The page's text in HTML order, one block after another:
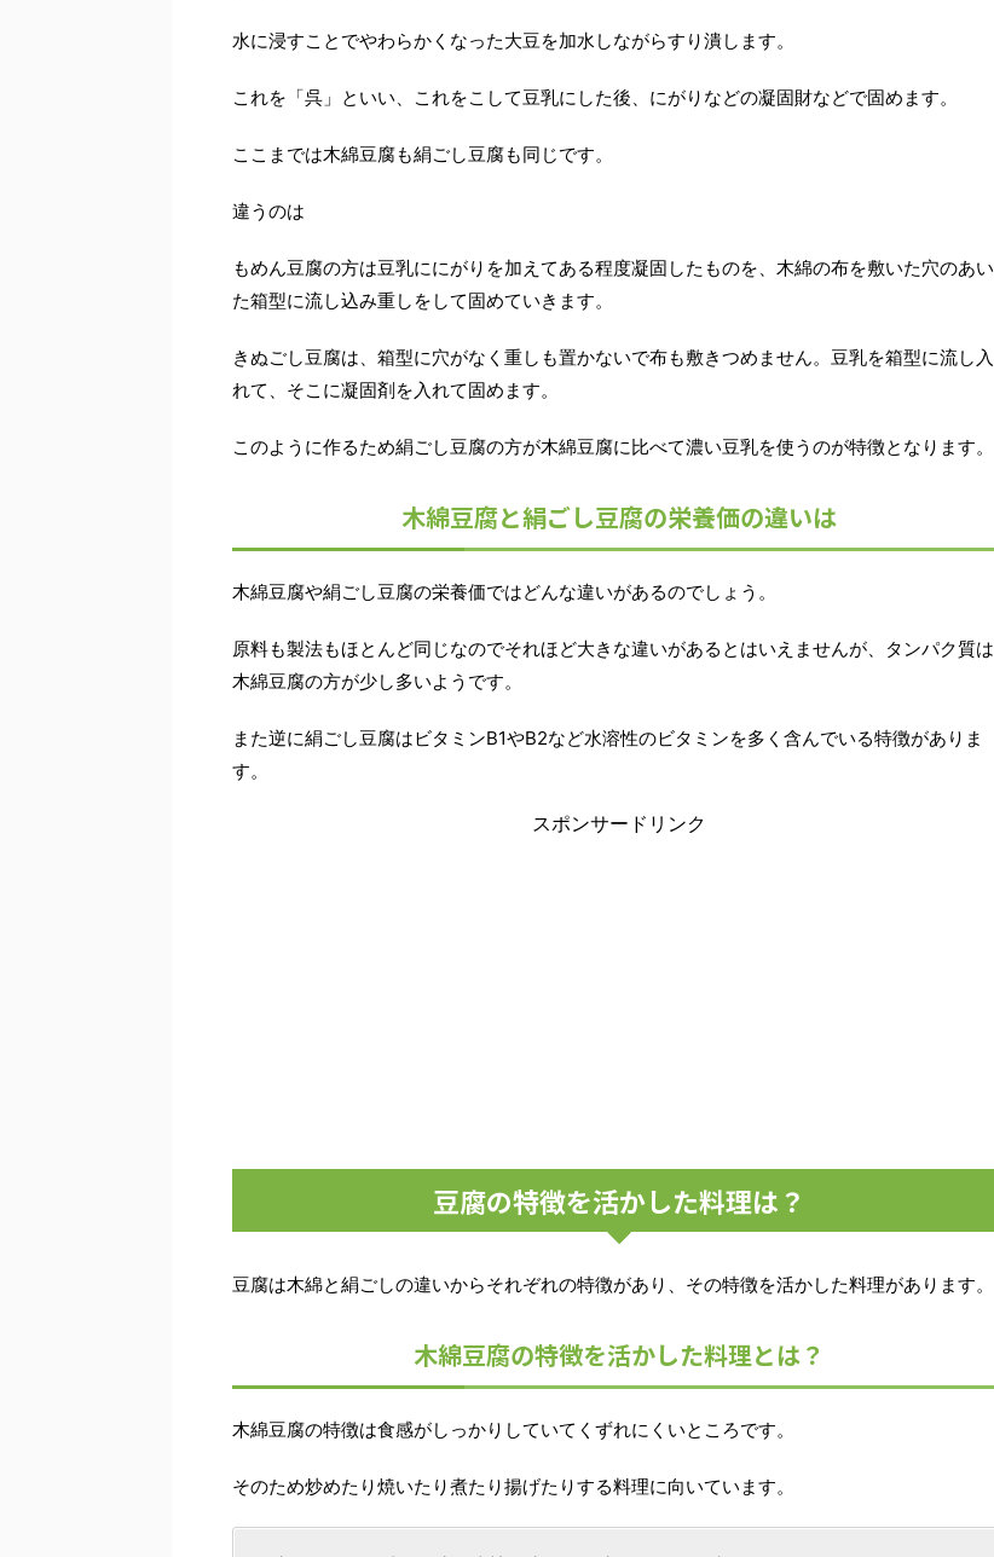
水に浸すことでやわらかくなった大豆を加水しながらすり潰します。
これを「呉」といい、これをこして豆乳にした後、にがりなどの凝固財などで固めます。
ここまでは木綿豆腐も絹ごし豆腐も同じです。
違うのは
もめん豆腐の方は豆乳ににがりを加えてある程度凝固したものを、木綿の布を敷いた穴のあい
た箱型に流し込み重しをして固めていきます。
きぬごし豆腐は、箱型に穴がなく重しも置かないで布も敷きつめません。豆乳を箱型に流し入
れて、そこに凝固剤を入れて固めます。
このように作るため絹ごし豆腐の方が木綿豆腐に比べて濃い豆乳を使うのが特徴となります。
木綿豆腐と絹ごし豆腐の栄養価の違いは
木綿豆腐や絹ごし豆腐の栄養価ではどんな違いがあるのでしょう。
原料も製法もほとんど同じなのでそれほど大きな違いがあるとはいえませんが、タンパク質は
木綿豆腐の方が少し多いようです。
また逆に絹ごし豆腐はビタミンB1やB2など水溶性のビタミンを多く含んでいる特徴がありま
す。
スポンサードリンク
豆腐の特徴を活かした料理は？
豆腐は木綿と絹ごしの違いからそれぞれの特徴があり、その特徴を活かした料理があります。
木綿豆腐の特徴を活かした料理とは？
木綿豆腐の特徴は食感がしっかりしていてくずれにくいところです。
そのため炒めたり焼いたり煮たり揚げたりする料理に向いています。